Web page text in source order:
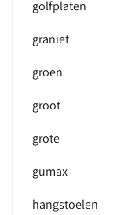
golfplaten
graniet
groen
groot
grote
gumax
hangstoelen